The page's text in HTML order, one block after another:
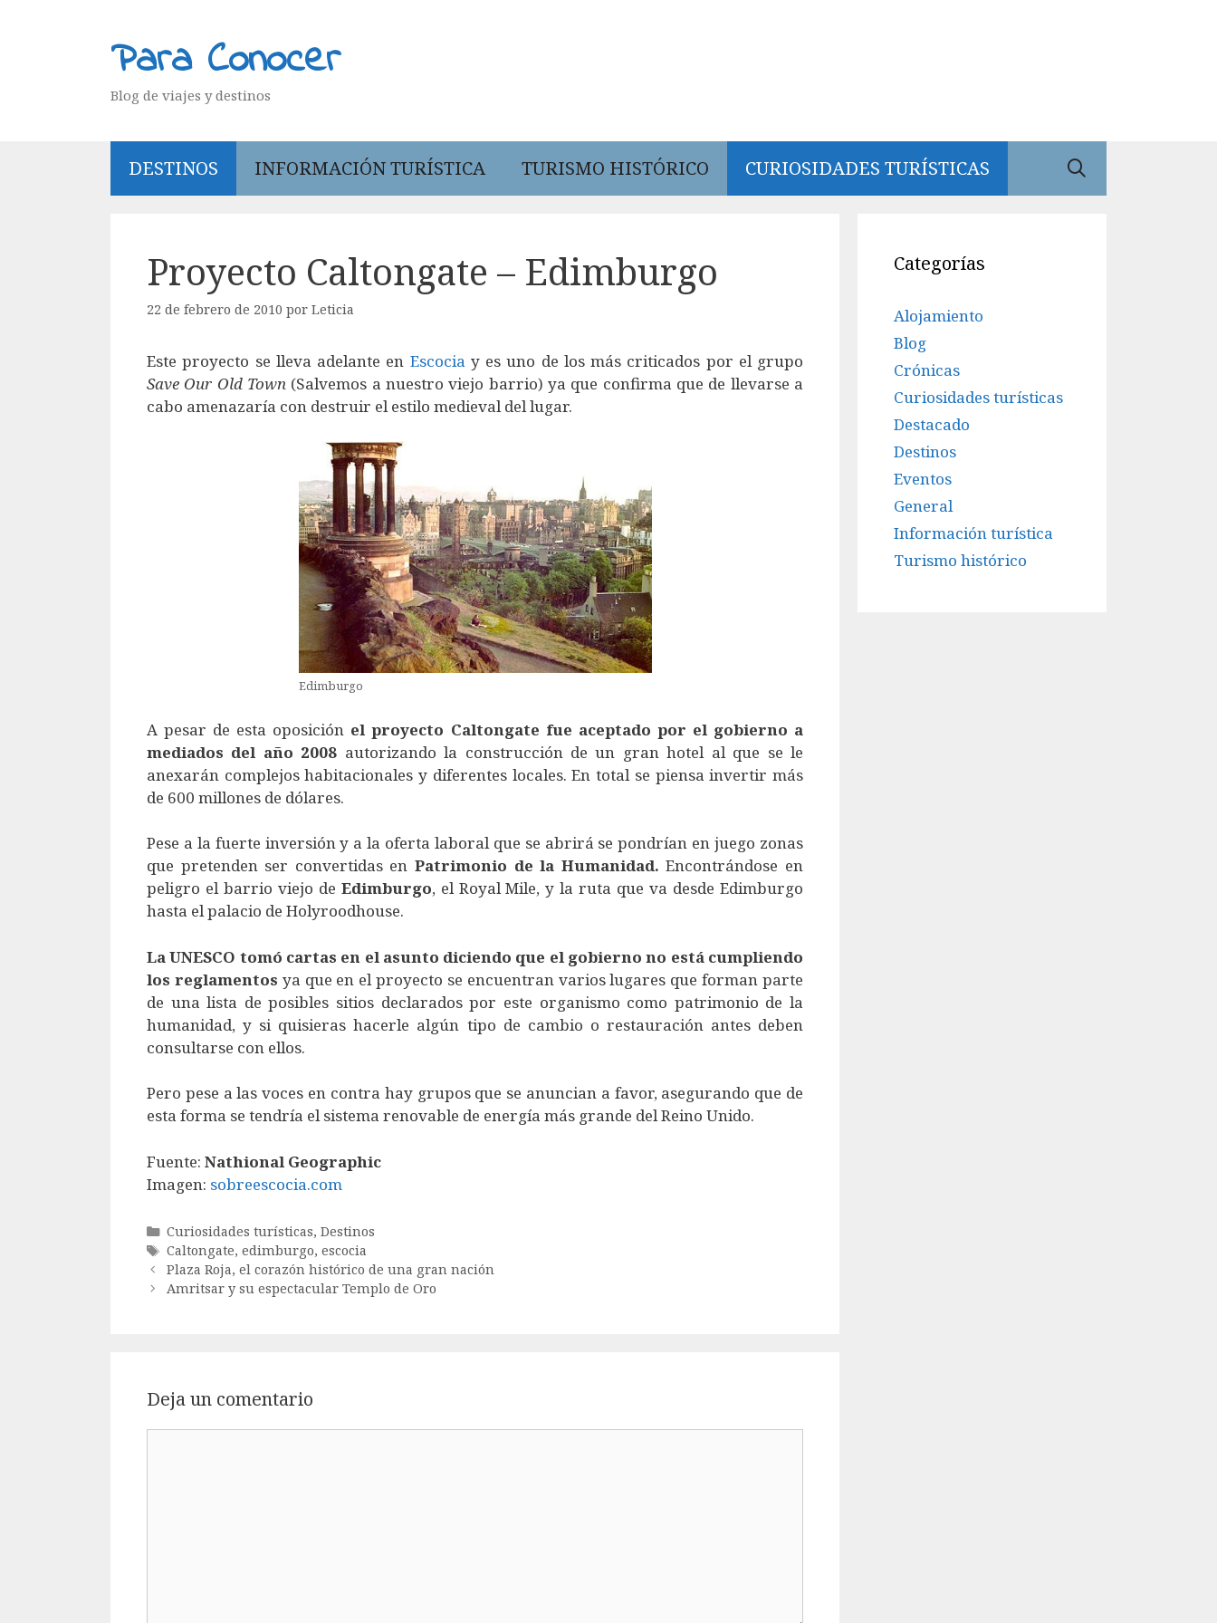
Para Conocer
Blog de viajes y destinos
DESTINOS INFORMACIÓN TURÍSTICA TURISMO HISTÓRICO CURIOSIDADES TURÍSTICAS
Proyecto Caltongate – Edimburgo
22 de febrero de 2010 por Leticia
Este proyecto se lleva adelante en Escocia y es uno de los más criticados por el grupo
Save Our Old Town (Salvemos a nuestro viejo barrio) ya que confirma que de llevarse a
cabo amenazaría con destruir el estilo medieval del lugar.
Edimburgo
A pesar de esta oposición el proyecto Caltongate fue aceptado por el gobierno a
mediados del año 2008 autorizando la construcción de un gran hotel al que se le
anexarán complejos habitacionales y diferentes locales. En total se piensa invertir más
de 600 millones de dólares.
Pese a la fuerte inversión y a la oferta laboral que se abrirá se pondrían en juego zonas
que pretenden ser convertidas en Patrimonio de la Humanidad.Encontrándose en
peligro el barrio viejo de Edimburgo, el Royal Mile, y la ruta que va desde Edimburgo
hasta el palacio de Holyroodhouse.
La UNESCO tomó cartas en el asunto diciendo que el gobierno no está cumpliendo
los reglamentos ya que en el proyecto se encuentran varios lugares que forman parte
de una lista de posibles sitios declarados por este organismo como patrimonio de la
humanidad, y si quisieras hacerle algún tipo de cambio o restauración antes deben
consultarse con ellos.
Pero pese a las voces en contra hay grupos que se anuncian a favor, asegurando que de
esta forma se tendría el sistema renovable de energía más grande del Reino Unido.
Fuente: Nathional Geographic
Imagen: sobreescocia.com
Categorías
Curiosidades turísticas, Destinos
Etiquetas
Caltongate, edimburgo, escocia
Plaza Roja, el corazón histórico de una gran nación
Amritsar y su espectacular Templo de Oro
Deja un comentario
Categorías
Alojamiento
Blog
Crónicas
Curiosidades turísticas
Destacado
Destinos
Eventos
General
Información turística
Turismo histórico